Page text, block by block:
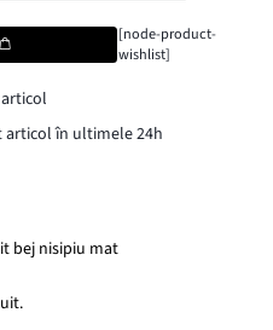
[node-product-
wishlist]
articol în ultimele 24h
bej nisipiu mat